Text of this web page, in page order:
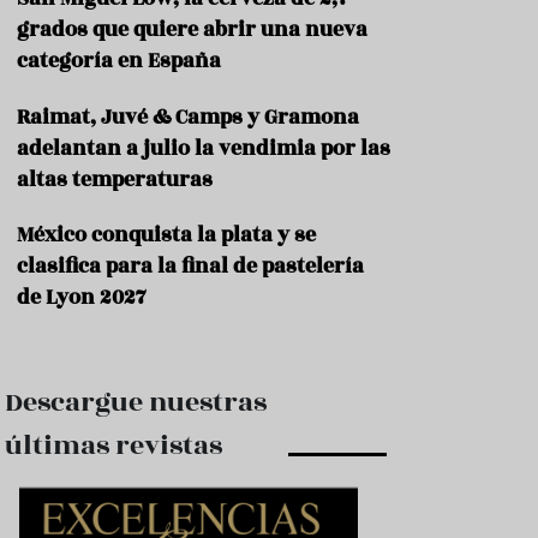
s
r
a
n
F
n
grados que quiere abrir una nueva
categoría en España
Raimat, Juvé & Camps y Gramona
adelantan a julio la vendimia por las
altas temperaturas
México conquista la plata y se
clasifica para la final de pastelería
de Lyon 2027
Descargue nuestras
últimas revistas